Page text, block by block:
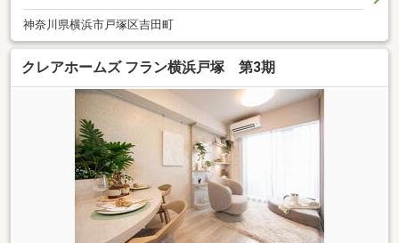
神奈川県横浜市戸塚区吉田町
クレアホームズ フラン横浜戸塚 第3期